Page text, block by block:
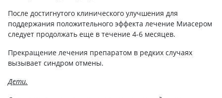
После достигнутого клинического улучшения для
поддержания положительного эффекта лечение Миасером
следует продолжать еще в течение 4-6 месяцев.
Прекращение лечения препаратом в редких случаях
вызывает синдром отмены.
Дети.